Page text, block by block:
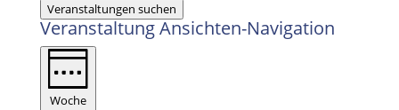
Veranstaltungen suchen
Veranstaltung Ansichten-Navigation
Woche